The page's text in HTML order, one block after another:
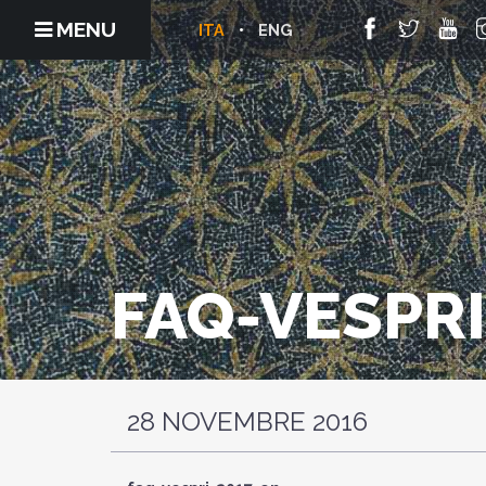
MENU ENG
ITA
FAQ-
28 NOVEMBRE 2016